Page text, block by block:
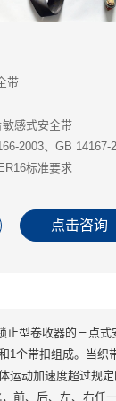
带
感式安全带
2003、GB 14167-
标准要求
点击咨询
止型卷收器的三点式
1个带扣组成。当织
运动加速度超过规
前、后、左、右任